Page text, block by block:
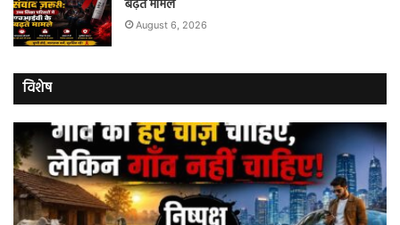
बढ़ते मामले
August 6, 2026
विशेष